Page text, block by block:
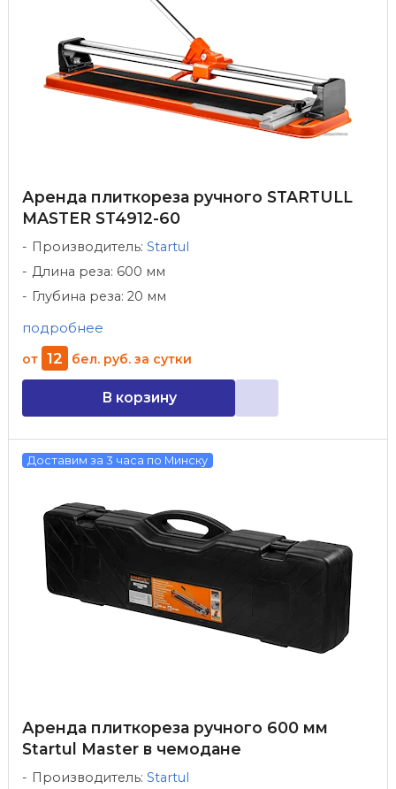
Аренда плиткореза ручного STARTULL
MASTER ST4912-60
Производитель: Startul
Длина реза: 600 мм
Глубина реза: 20 мм
подробнее
от 12 бел. руб. за сутки
В корзину
Доставим за 3 часа по Минску
Аренда плиткореза ручного 600 мм
Startul Master в чемодане
Производитель: Startul